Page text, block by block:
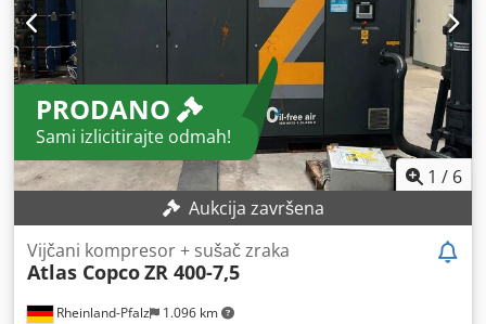
PRODANO
Sami izlicitirajte odmah!
1 / 6
Aukcija završena
Rheinland-Pfalz 1.096 km
Vijčani kompresor + sušač zraka
Atlas CopcoZR 400-7,5